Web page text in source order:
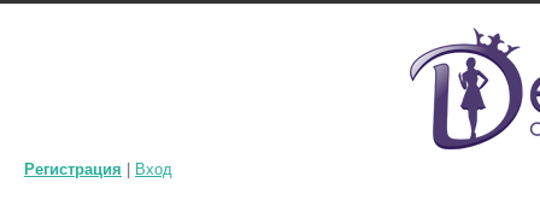
Регистрация Вход